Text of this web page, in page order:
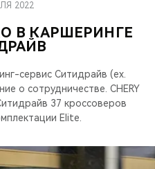
В КАРШЕРИНГЕ
2022
сервис Ситидрайв (ex.
о сотрудничестве. CHERY
37 кроссоверов
Elite.